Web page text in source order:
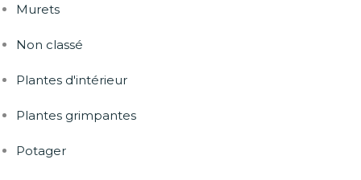
Murets
Non classé
Plantes d'intérieur
Plantes grimpantes
Potager